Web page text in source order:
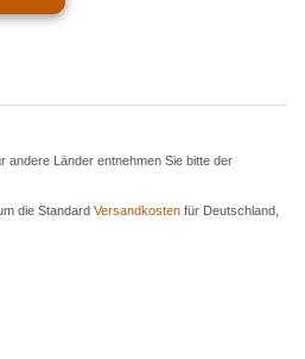
andere Länder entnehmen Sie bitte der
die Standard Versandkosten für Deutschland,